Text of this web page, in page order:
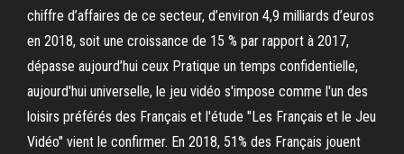
chiffre d’affaires de ce secteur, d’environ 4,9 milliards d’euros
en 2018, soit une croissance de 15 % par rapport à 2017,
dépasse aujourd’hui ceux Pratique un temps confidentielle,
aujourd'hui universelle, le jeu vidéo s'impose comme l'un des
loisirs préférés des Français et l'étude "Les Français et le Jeu
Vidéo" vient le confirmer. En 2018, 51% des Français jouent